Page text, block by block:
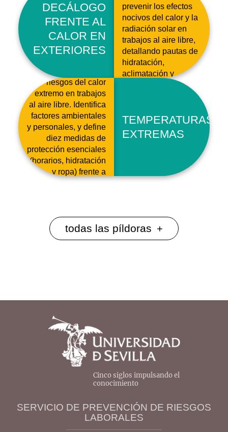
DECÁLOGO
FRENTE AL
CALOR EN
EXTERIORES
prevenir los efectos
nocivos del calor y la
radiación solar en
trabajos al aire libre,
detallando pautas de
hidratación,
aclimatación y
TEMPERATURAS
EXTREMAS
Guía breve sobre los
riesgos del calor
extremo en trabajos
al aire libre. Identifica
factores ambientales
y personales, y define
diez medidas de
protección esenciales
(horarios, hidratación
y ropa) frente a
todas las píldoras +
Cinco siglos impulsando el
conocimiento
SERVICIO DE PREVENCIÓN DE RIESGOS
LABORALES